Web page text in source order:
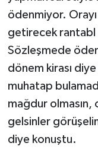
ödenmiyor.
getirecek rantabl
Sözleşmede
dönem kirası
muhatap
mağdur olmasın,
gelsinler
diye konuştu.